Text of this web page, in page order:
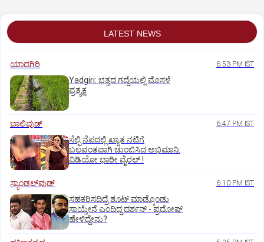
LATEST NEWS
ಯಾದಗಿರಿ 6:53 PM IST
Yadgiri: ಭತ್ತದ ಗದ್ದೆಯಲ್ಲಿ ಮೊಸಳೆ
ಪ್ರತ್ಯಕ್ಷ
ಬಾಲಿವುಡ್‌ 6:47 PM IST
ಸೆಲ್ಫಿ ನೆಪದಲ್ಲಿ ಖ್ಯಾತ ನಟಿಗೆ
ಬಲವಂತವಾಗಿ ಚುಂಬಿಸಿದ ಅಭಿಮಾನಿ:
ವಿಡಿಯೋ ಭಾರೀ ವೈರಲ್.!
ಸ್ಯಾಂಡಲ್‌ವುಡ್‌ 6:10 PM IST
ಸಹಕರಿಸದಿದ್ರೆ ಶೂಟ್‌ ಮಾಡ್ಕೊಂಡು
ಸಾಯ್ತೇನೆ ಎಂದಿದ್ದ ದರ್ಶನ್‌ - ಪ್ರದೋಷ್‌
ಹೇಳಿದ್ದೇನು?